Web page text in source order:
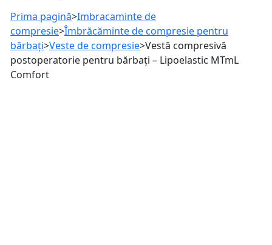
Prima pagină>Imbracaminte de
compresie>Îmbrăcăminte de compresie pentru
bărbați>Veste de compresie>Vestă compresivă
postoperatorie pentru bărbați – Lipoelastic MTmL
Comfort